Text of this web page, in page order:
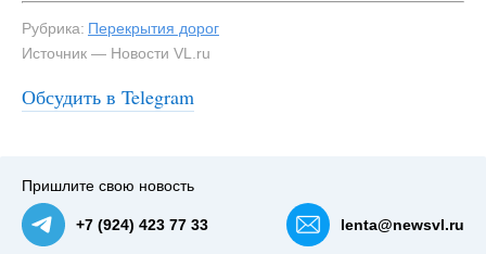
Рубрика: Перекрытия дорог
Источник — Новости VL.ru
Обсудить в Telegram
Пришлите свою новость
+7 (924) 423 77 33 lenta@newsvl.ru